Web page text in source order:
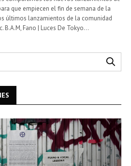
que empiecen el fin de semana de la
últimos lanzamientos de la comunidad
B.A.M, Fano | Luces De Tokyo…